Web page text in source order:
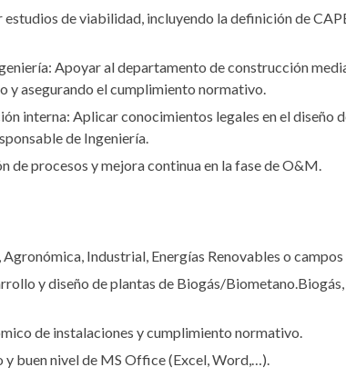
de viabilidad, incluyendo la definición de
Apoyar al departamento de construcción
y asegurando el cumplimiento normativo.
interna: Aplicar conocimientos legales en el diseño
de Ingeniería.
de procesos y mejora continua en la fase de O&M.
Industrial, Energías Renovables o
y diseño de plantas de Biogás/
de instalaciones y cumplimiento normativo.
buen nivel de MS Office (Excel, Word,…).